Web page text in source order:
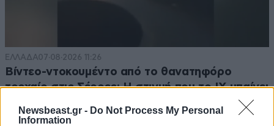
Newsbeast.gr - Do Not Process My Personal
Information
ΕΛΛΑΔΑ07·08·2026 11:26
Βίντεο-ντοκουμέντο από το θανατηφόρο
τροχαίο στις Σέρρες: Η στιγμή που το ΙΧ μπαίνει
στο αντίθετο ρεύμα – Ακαριαία πέθαναν γιος
και μητέρα